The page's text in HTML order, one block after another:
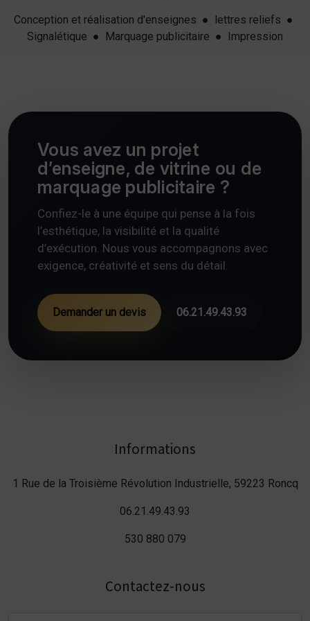
Conception et réalisation d'enseignes ● lettres reliefs ●
Signalétique ● Marquage publicitaire ● Impression
Vous avez un projet
d’enseigne, de vitrine ou de
marquage publicitaire ?
Confiez-le à une équipe qui pense à la fois
l’esthétique, la visibilité et la qualité
d’exécution. Nous vous accompagnons avec
exigence, créativité et sens du détail.
Demander un devis 06.21.49.43.93
Informations
1 Rue de la Troisième Révolution Industrielle, 59223 Roncq
06.21.49.43.93
530 880 079
Contactez-nous